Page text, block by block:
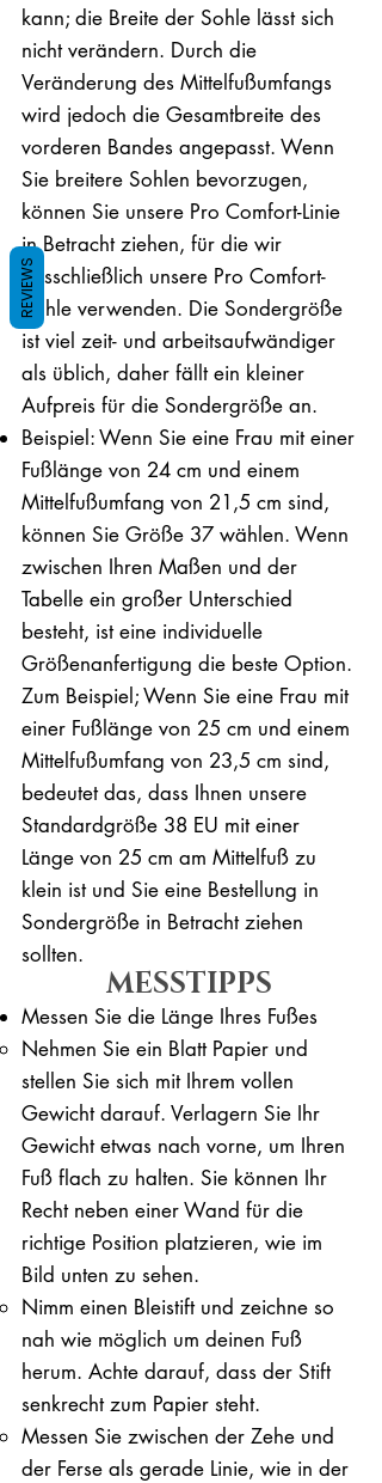
kann; die Breite der Sohle lässt sich
nicht verändern. Durch die
Veränderung des Mittelfußumfangs
wird jedoch die Gesamtbreite des
vorderen Bandes angepasst. Wenn
Sie breitere Sohlen bevorzugen,
können Sie unsere Pro Comfort-Linie
in Betracht ziehen, für die wir
ausschließlich unsere Pro Comfort-
Sohle verwenden. Die Sondergröße
ist viel zeit- und arbeitsaufwändiger
als üblich, daher fällt ein kleiner
Aufpreis für die Sondergröße an.
Beispiel: Wenn Sie eine Frau mit einer
Fußlänge von 24 cm und einem
Mittelfußumfang von 21,5 cm sind,
können Sie Größe 37 wählen. Wenn
zwischen Ihren Maßen und der
Tabelle ein großer Unterschied
besteht, ist eine individuelle
Größenanfertigung die beste Option.
Zum Beispiel; Wenn Sie eine Frau mit
einer Fußlänge von 25 cm und einem
Mittelfußumfang von 23,5 cm sind,
bedeutet das, dass Ihnen unsere
Standardgröße 38 EU mit einer
Länge von 25 cm am Mittelfuß zu
klein ist und Sie eine Bestellung in
Sondergröße in Betracht ziehen
sollten.
MESSTIPPS
Messen Sie die Länge Ihres Fußes
Nehmen Sie ein Blatt Papier und
stellen Sie sich mit Ihrem vollen
Gewicht darauf. ​Verlagern Sie Ihr
Gewicht etwas nach vorne, um Ihren
Fuß flach zu halten. Sie können Ihr
Recht neben einer Wand für die
richtige Position platzieren, wie im
Bild unten zu sehen.
Nimm einen Bleistift und zeichne so
nah wie möglich um deinen Fuß
herum. Achte darauf, dass der Stift
senkrecht zum Papier steht.
Messen Sie zwischen der Zehe und
der Ferse als gerade Linie, wie in der
REVIEWS